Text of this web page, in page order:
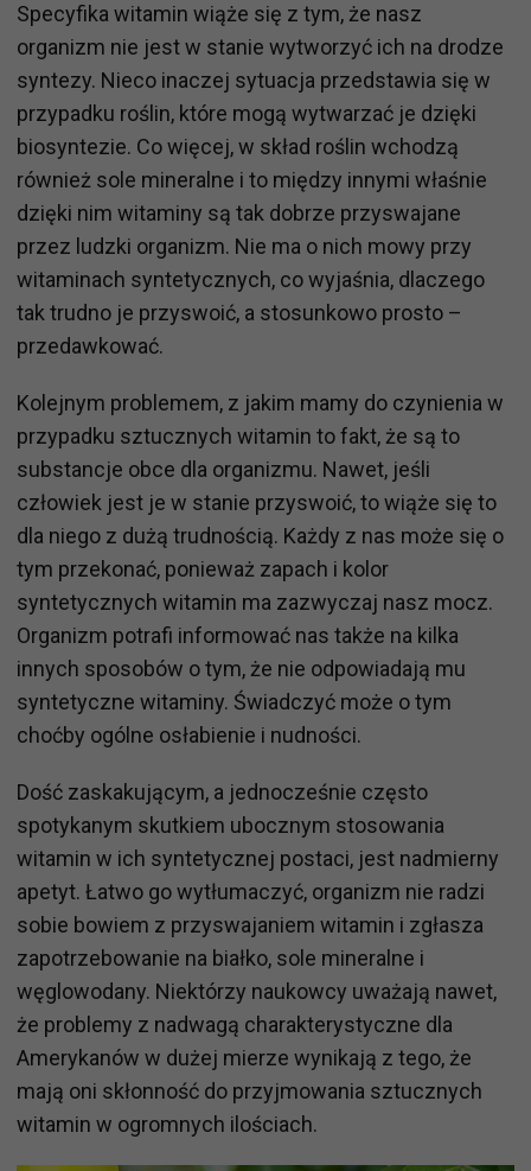
Specyfika witamin wiąże się z tym, że nasz
organizm nie jest w stanie wytworzyć ich na drodze
syntezy. Nieco inaczej sytuacja przedstawia się w
przypadku roślin, które mogą wytwarzać je dzięki
biosyntezie. Co więcej, w skład roślin wchodzą
również sole mineralne i to między innymi właśnie
dzięki nim witaminy są tak dobrze przyswajane
przez ludzki organizm. Nie ma o nich mowy przy
witaminach syntetycznych, co wyjaśnia, dlaczego
tak trudno je przyswoić, a stosunkowo prosto –
przedawkować.
Kolejnym problemem, z jakim mamy do czynienia w
przypadku sztucznych witamin to fakt, że są to
substancje obce dla organizmu. Nawet, jeśli
człowiek jest je w stanie przyswoić, to wiąże się to
dla niego z dużą trudnością. Każdy z nas może się o
tym przekonać, ponieważ zapach i kolor
syntetycznych witamin ma zazwyczaj nasz mocz.
Organizm potrafi informować nas także na kilka
innych sposobów o tym, że nie odpowiadają mu
syntetyczne witaminy. Świadczyć może o tym
choćby ogólne osłabienie i nudności.
Dość zaskakującym, a jednocześnie często
spotykanym skutkiem ubocznym stosowania
witamin w ich syntetycznej postaci, jest nadmierny
apetyt. Łatwo go wytłumaczyć, organizm nie radzi
sobie bowiem z przyswajaniem witamin i zgłasza
zapotrzebowanie na białko, sole mineralne i
węglowodany. Niektórzy naukowcy uważają nawet,
że problemy z nadwagą charakterystyczne dla
Amerykanów w dużej mierze wynikają z tego, że
mają oni skłonność do przyjmowania sztucznych
witamin w ogromnych ilościach.